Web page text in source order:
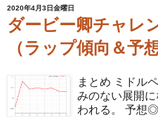
2020年4月3日金曜日
ダービー卿チャレ
（ラップ傾向＆予
まとめ ミドル
みのない展開
われる。 予想